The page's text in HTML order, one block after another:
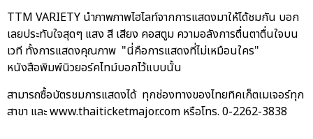
TTM VARIETY นำภาพภาพไฮไลท์จากการแสดงมาให้ได้ชมกัน บอก
เลยประทับใจสุดๆ แสง สี เสียง คอสตูม ความอลังการตื่นตาตื่นใจบน
เวที ทั้งการแสดงคุณภาพ "นี่คือการแสดงที่ไม่เหมือนใคร"
หนังสือพิมพ์นิวยอร์คไทม์บอกไว้แบบนั้น
สามารถซื้อบัตรชมการแสดงได้ ทุกช่องทางของไทยทิคเก็ตเมเจอร์ทุก
สาขา และ www.thaiticketmajor.com หรือโทร. 0-2262-3838